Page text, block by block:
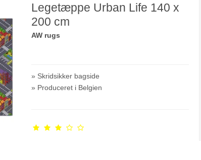
Legetæppe Urban Life 140 x
200 cm
AW rugs
» Skridsikker bagside
» Produceret i Belgien